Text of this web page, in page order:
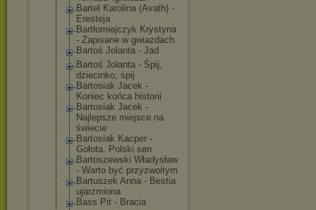
Bartel Karolina (Avath) -
Eresteja
Bartłomiejczyk Krystyna
- Zapisane w gwiazdach
Bartoś Jolanta - Jad
Bartoś Jolanta - Śpij,
dziecinko, śpij
Bartosiak Jacek -
Koniec końca historii
Bartosiak Jacek -
Najlepsze miejsce na
świecie
Bartosiak Kacper -
Gołota. Polski sen
Bartoszewski Władysław
- Warto być przyzwoitym
Bartuszek Anna - Bestia
ujarzmiona
Bass Pit - Bracia